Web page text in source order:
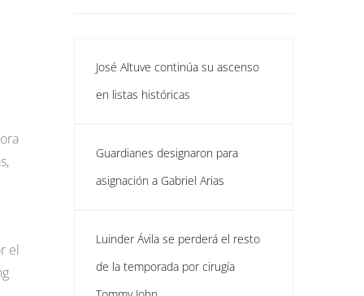
el
José Altuve continúa su ascenso
en listas históricas
Guardianes designaron para
asignación a Gabriel Arias
Luinder Ávila se perderá el resto
de la temporada por cirugía